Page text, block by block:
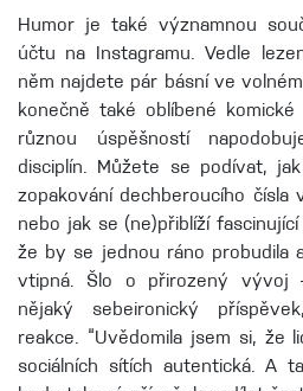
Humor je také významnou
účtu na Instagramu. Vedle
něm najdete pár básní ve
konečně také oblíbené
různou úspěšností
disciplín. Můžete se podívat,
zopakování dechberoucího čísla
nebo jak se (ne)přiblíží
že by se jednou ráno probudila
vtipná. Šlo o přirozený vývoj
nějaký sebeironický
reakce. “Uvědomila jsem si, že
sociálních sítích autentická. A